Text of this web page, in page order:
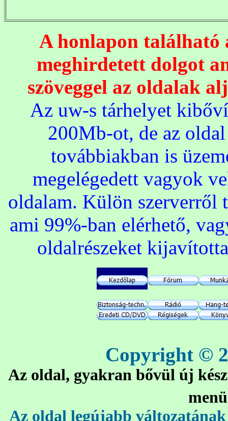
A honlapon
meghirdetett dolgot
szöveggel az oldalak
Az uw-s tárhelyet
200Mb-ot, de az
továbbiakban is
megelégedett vagyok
oldalam. Külön szerverről
ami 99%-ban elérhető,
oldalrészeket
Copyright ©
Az oldal, gyakran bővül új
Az oldal legújabb